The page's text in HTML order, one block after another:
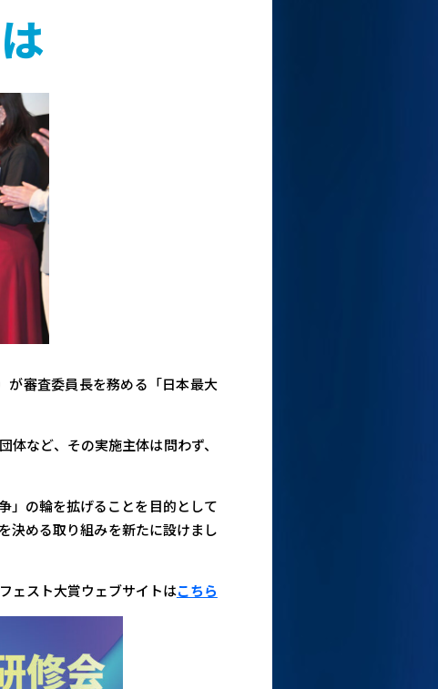
が審査委員長を務める「日本最大
など、その実施主体は問わず、
」の輪を拡げることを目的として
決める取り組みを新たに設けまし
ェスト大賞ウェブサイトはこちら